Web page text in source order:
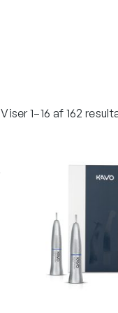
Viser 1–16 af 162